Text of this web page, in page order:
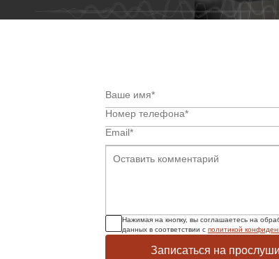
Нажимая на кнопку, вы соглашаетесь на
данных в соответствии с политикой
Записаться на